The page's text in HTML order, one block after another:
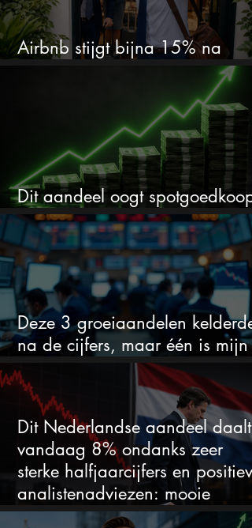
Airbnb stijgt bijna 15% na
cijfers: vooral dit AI-cijfer valt op
Dit aandeel oogt spotgoedkoop
voor hoeveel het kan stijgen
Deze 3 groeiaandelen
na de cijfers, maar één is mijn
duidelijke favoriet
Dit Nederlandse aandeel daalt
vandaag 8% ondanks zeer
sterke halfjaarcijfers en positieve
analistenadviezen: mooie
koopkans?